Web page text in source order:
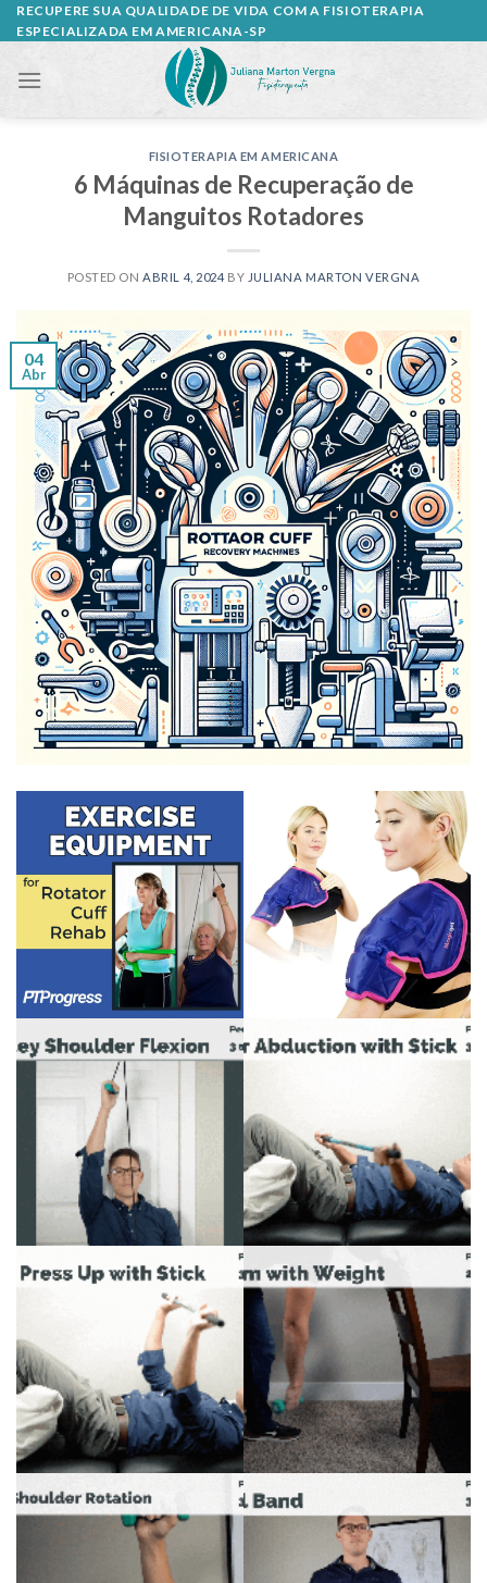
Skip
to
RECUPERE SUA QUALIDADE DE VIDA COM A FISIOTERAPIA
ESPECIALIZADA EM AMERICANA-SP
FISIOTERAPIA EM AMERICANA
6 Máquinas de Recuperação de
Manguitos Rotadores
POSTED ON ABRIL 4, 2024 BY JULIANA MARTON VERGNA
04
Abr